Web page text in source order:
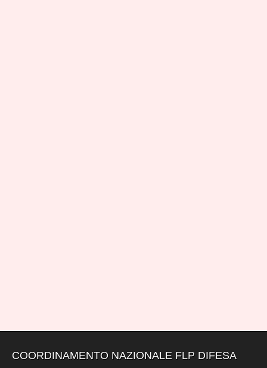
COORDINAMENTO NAZIONALE FLP DIFESA